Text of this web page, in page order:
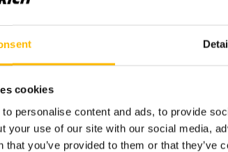
cookies
personalise content and ads, to provide
your use of our site with our social media,
that you’ve provided to them or that
gestion,
conseils
Direction
humaines avec
recrutement,